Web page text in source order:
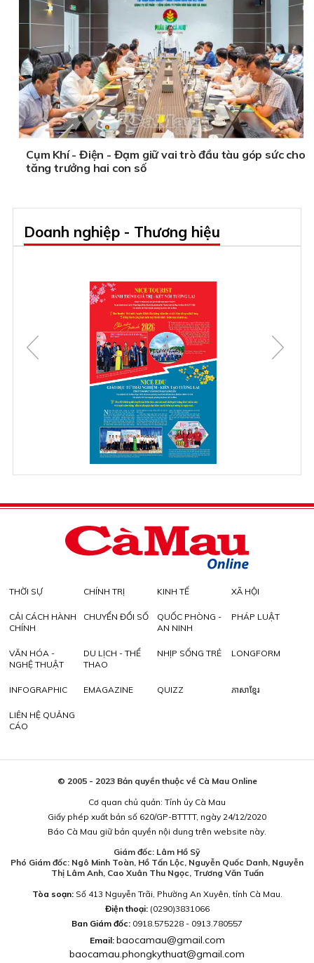
Cụm Khí - Điện - Đạm giữ vai trò đầu tàu góp sức cho
tăng trưởng hai con số
Doanh nghiệp - Thương hiệu
THỜI SỰ CHÍNH TRỊ KINH TẾ XÃ HỘI
CẢI CÁCH HÀNH
CHÍNH
CHUYỂN ĐỔI SỐ
QUỐC PHÒNG -
AN NINH
PHÁP LUẬT
VĂN HÓA -
NGHỆ THUẬT
DU LỊCH - THỂ
THAO
NHỊP SỐNG TRẺ LONGFORM
INFOGRAPHIC EMAGAZINE QUIZZ ភាសាខ្មែរ
LIÊN HỆ QUẢNG
CÁO
© 2005 - 2023 Bản quyền thuộc về Cà Mau Online
Cơ quan chủ quản: Tỉnh ủy Cà Mau
Giấy phép xuất bản số 620/GP-BTTTT, ngày 24/12/2020
Báo Cà Mau giữ bản quyền nội dung trên website này.
Giám đốc: Lâm Hồ Sỹ
Phó Giám đốc: Ngô Minh Toàn, Hồ Tấn Lộc, Nguyễn Quốc Danh, Nguyễn
Thị Lâm Anh, Cao Xuân Thu Ngọc, Trương Văn Tuấn
Tòa soạn:Số 413 Nguyễn Trãi, Phường An Xuyên, tỉnh Cà Mau.
Điện thoại: (0290)3831066
Ban Giám đốc: 0918.575228 - 0913.780557
Email: baocamau@gmail.com
baocamau.phongkythuat@gmail.com